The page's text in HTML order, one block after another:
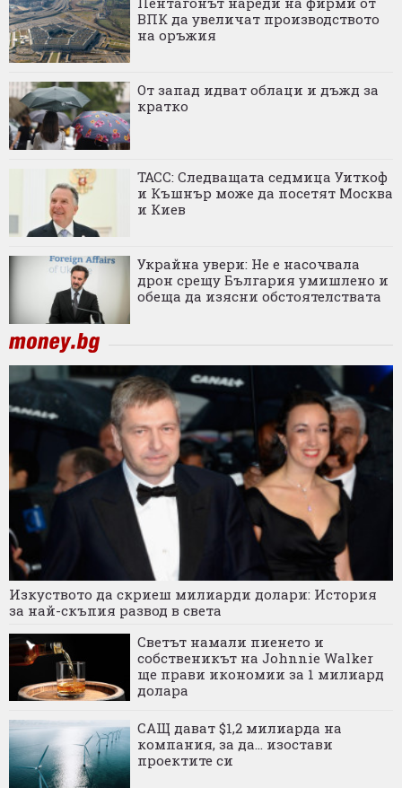
ВПК да увеличат производството
на оръжия
От запад идват облаци и дъжд за
кратко
ТАСС: Следващата седмица Уиткоф
и Къшнър може да посетят Москва
и Киев
Украйна увери: Не е насочвала
дрон срещу България умишлено и
обеща да изясни обстоятелствата
Изкуството да скриеш милиарди долари: История
за най-скъпия развод в света
Светът намали пиенето и
собственикът на Johnnie Walker
ще прави икономии за 1 милиард
долара
САЩ дават $1,2 милиарда на
компания, за да... изостави
проектите си